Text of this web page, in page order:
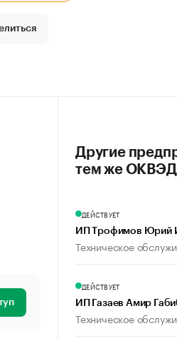
Другие
тем же ОКВЭД
ДЕЙСТВУЕТ
ИП Трофимов Юрий
Техническое
ДЕЙСТВУЕТ
ИП Газаев Амир
Техническое